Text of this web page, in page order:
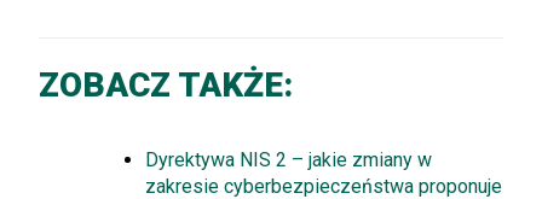
ZOBACZ TAKŻE:
Dyrektywa NIS 2 – jakie zmiany w
zakresie cyberbezpieczeństwa proponuje